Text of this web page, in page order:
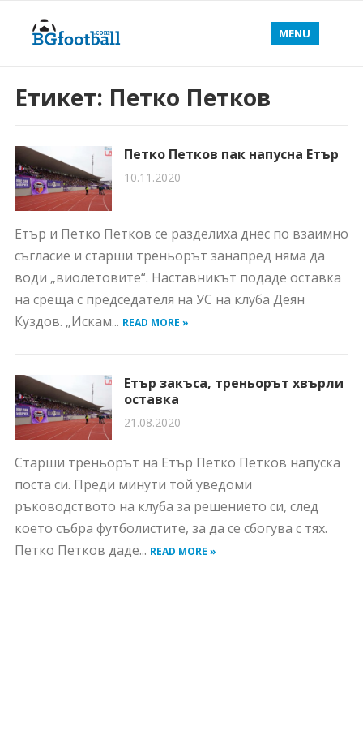
MENU
Етикет: Петко Петков
Петко Петков пак напусна Етър
10.11.2020
Етър и Петко Петков се разделиха днес по взаимно
съгласие и старши треньорът занапред няма да
води „виолетовите“. Наставникът подаде оставка
на среща с председателя на УС на клуба Деян
Куздов. „Искам... READ MORE »
Етър закъса, треньорът хвърли
оставка
21.08.2020
Старши треньорът на Етър Петко Петков напуска
поста си. Преди минути той уведоми
ръководството на клуба за решението си, след
което събра футболистите, за да се сбогува с тях.
Петко Петков даде... READ MORE »